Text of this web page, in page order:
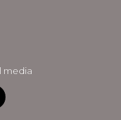
media